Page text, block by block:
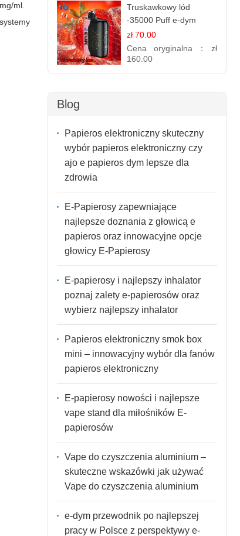
ml.
Truskawkowy lód
-35000 Puff e-dym
zł 70.00
Cena oryginalna： zł
160.00
Blog
Papieros elektroniczny skuteczny
wybór papieros elektroniczny czy
ajo e papieros dym lepsze dla
zdrowia
E-Papierosy zapewniające
najlepsze doznania z głowicą e
papieros oraz innowacyjne opcje
głowicy E-Papierosy
E-papierosy i najlepszy inhalator
poznaj zalety e-papierosów oraz
wybierz najlepszy inhalator
Papieros elektroniczny smok box
mini – innowacyjny wybór dla fanów
papieros elektroniczny
E-papierosy nowości i najlepsze
vape stand dla miłośników E-
papierosów
Vape do czyszczenia aluminium –
skuteczne wskazówki jak używać
Vape do czyszczenia aluminium
e-dym przewodnik po najlepszej
pracy w Polsce z perspektywy e-